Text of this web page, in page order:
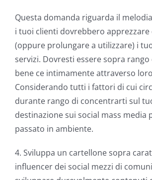
Questa domanda riguarda il
i tuoi clienti dovrebbero apprezzare
(oppure prolungare a utilizzare) i
servizi. Dovresti essere sopra
bene ce intimamente attraverso
Considerando tutti i fattori di cui
durante rango di concentrarti sul
destinazione sui social mass media
passato in ambiente.
4. Sviluppa un cartellone sopra
influencer dei social mezzi di